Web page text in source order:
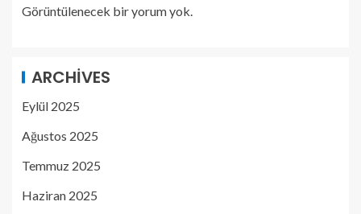
Görüntülenecek bir yorum yok.
ARCHIVES
Eylül 2025
Ağustos 2025
Temmuz 2025
Haziran 2025